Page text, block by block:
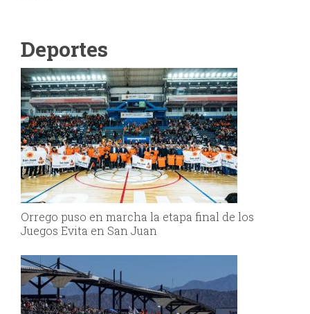
Deportes
Orrego puso en marcha la etapa final de los
Juegos Evita en San Juan